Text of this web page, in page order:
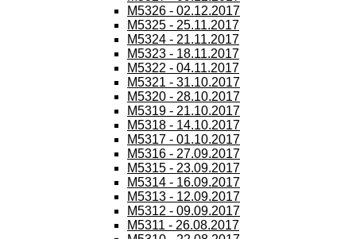
M5326 - 02.12.2017
M5325 - 25.11.2017
M5324 - 21.11.2017
M5323 - 18.11.2017
M5322 - 04.11.2017
M5321 - 31.10.2017
M5320 - 28.10.2017
M5319 - 21.10.2017
M5318 - 14.10.2017
M5317 - 01.10.2017
M5316 - 27.09.2017
M5315 - 23.09.2017
M5314 - 16.09.2017
M5313 - 12.09.2017
M5312 - 09.09.2017
M5311 - 26.08.2017